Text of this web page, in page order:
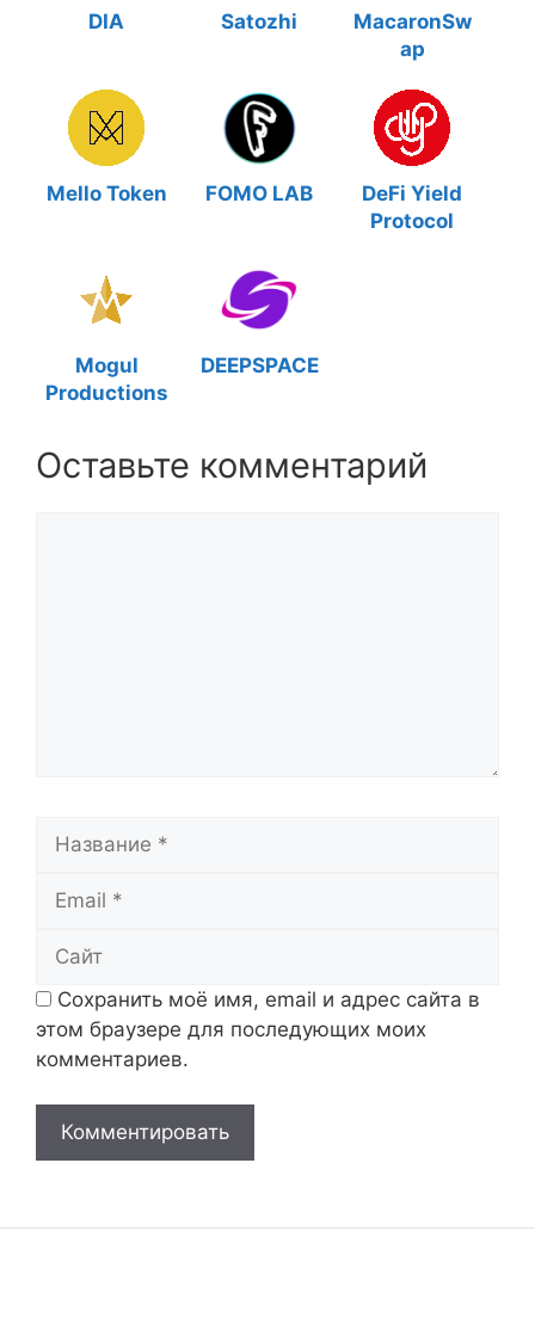
DIA Satozhi
MacaronSw
ap
Mello Token FOMO LAB
DeFi Yield
Protocol
Mogul
Productions
DEEPSPACE
Оставьте комментарий
Сохранить моё имя, email и адрес сайта в
этом браузере для последующих моих
комментариев.